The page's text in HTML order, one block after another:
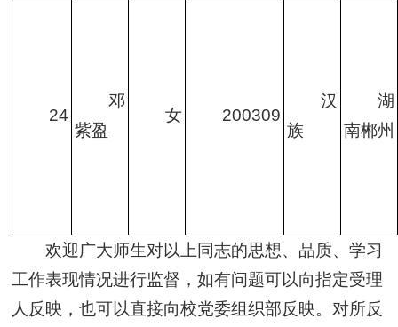
24
邓
紫盈
女 200309
汉
族
湖
南郴州
欢迎广大师生对以上同志的思想、品质、学习
工作表现情况进行监督，如有问题可以向指定受理
人反映，也可以直接向校党委组织部反映。对所反